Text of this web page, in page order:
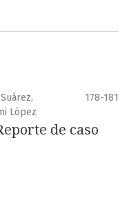
López
178-181
de caso